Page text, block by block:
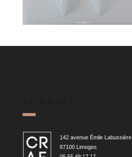
142 avenue Émile Labussière
87100 Limoges